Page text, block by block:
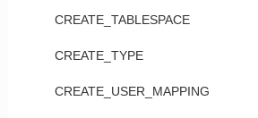
CREATE_TABLESPACE
CREATE_TYPE
CREATE_USER_MAPPING